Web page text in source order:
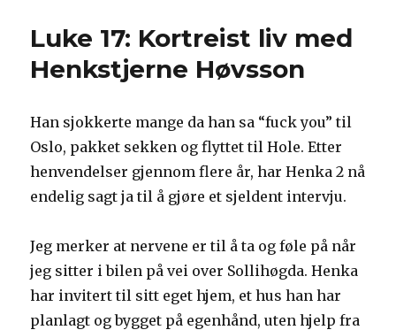
oss
regne
på
Luke 17: Kortreist liv med
Henkstjerne Høvsson
Han sjokkerte mange da han sa “fuck you” til
Oslo, pakket sekken og flyttet til Hole. Etter
henvendelser gjennom flere år, har Henka 2 nå
endelig sagt ja til å gjøre et sjeldent intervju.
Jeg merker at nervene er til å ta og føle på når
jeg sitter i bilen på vei over Sollihøgda. Henka
har invitert til sitt eget hjem, et hus han har
planlagt og bygget på egenhånd, uten hjelp fra